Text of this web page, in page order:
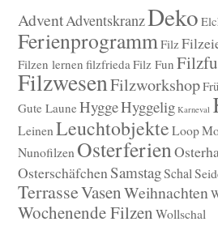
AdventAdventskranzDeko
FerienprogrammFilz
Filzen lernen filzfriedaFilz Fun
FilzwesenFilzworkshop
Gute Laune HyggeHyggelig Karneval
Leinen Leuchtobjekte Loop
Nunofilzen Osterferien
OsterschäfchenSamstagSchal
TerrasseVasenWeihnachten
Wochenende Filzen Wollschal